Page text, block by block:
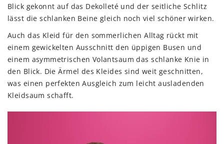
Blick gekonnt auf das Dekolleté und der seitliche Schlitz
lässt die schlanken Beine gleich noch viel schöner wirken.
Auch das Kleid für den sommerlichen Alltag rückt mit
einem gewickelten Ausschnitt den üppigen Busen und
einem asymmetrischen Volantsaum das schlanke Knie in
den Blick. Die Ärmel des Kleides sind weit geschnitten,
was einen perfekten Ausgleich zum leicht ausladenden
Kleidsaum schafft.